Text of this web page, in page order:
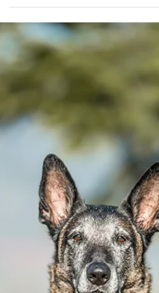
Die Details und Infos zum jeweiligen Anlass
findest...